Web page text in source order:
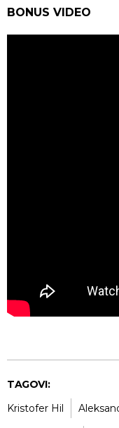
BONUS VIDEO
TAGOVI:
Kristofer Hil